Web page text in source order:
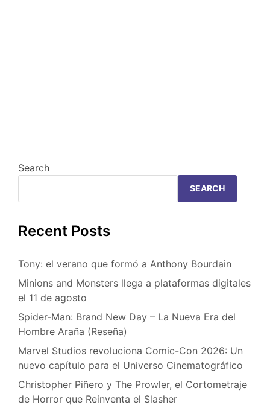
Search
SEARCH
Recent Posts
Tony: el verano que formó a Anthony Bourdain
Minions and Monsters llega a plataformas digitales
el 11 de agosto
Spider-Man: Brand New Day – La Nueva Era del
Hombre Araña (Reseña)
Marvel Studios revoluciona Comic-Con 2026: Un
nuevo capítulo para el Universo Cinematográfico
Christopher Piñero y The Prowler, el Cortometraje
de Horror que Reinventa el Slasher